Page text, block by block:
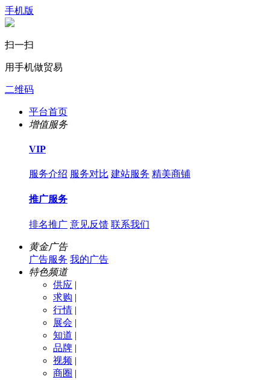
手机版
扫一扫
用手机做贸易
二维码
平台首页
增值服务
VIP
服务介绍 服务对比 建站服务 精美商铺
推广服务
排名推广 意见反馈 联系我们
黄金广告
广告服务 我的广告
特色频道
供应 |
求购 |
行情 |
展会 |
知道 |
品牌 |
视频 |
商圈 |